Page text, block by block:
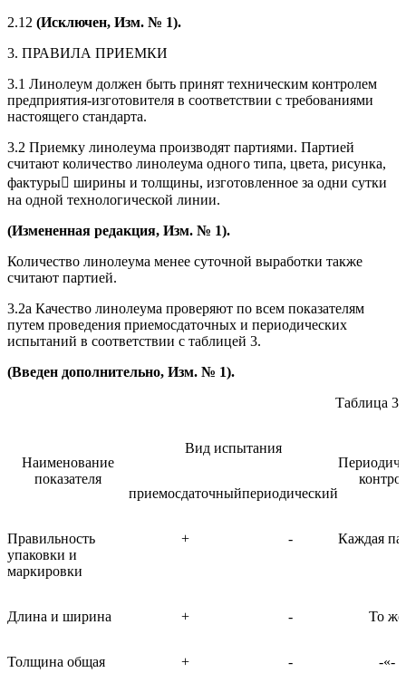
2.12 (Исключен, Изм. № 1).
3. ПРАВИЛА ПРИЕМКИ
3.1 Линолеум должен быть принят техническим контролем
предприятия-изготовителя в соответствии с требованиями
настоящего стандарта.
3.2 Приемку линолеума производят партиями. Партией
считают количество линолеума одного типа, цвета, рисунка,
фактуры ширины и толщины, изготовленное за одни сутки
на одной технологической линии.
(Измененная редакция, Изм. № 1).
Количество линолеума менее суточной выработки также
считают партией.
3.2а Качество линолеума проверяют по всем показателям
путем проведения приемосдаточных и периодических
испытаний в соответствии с таблицей 3.
(Введен дополнительно, Изм. № 1).
Таблица 3
Наименование
показателя
Вид испытания
приемосдаточныйпериодический
Правильность
упаковки и
маркировки
+ - Каждая
Длина и ширина + - То же
Толщина общая + - -«-